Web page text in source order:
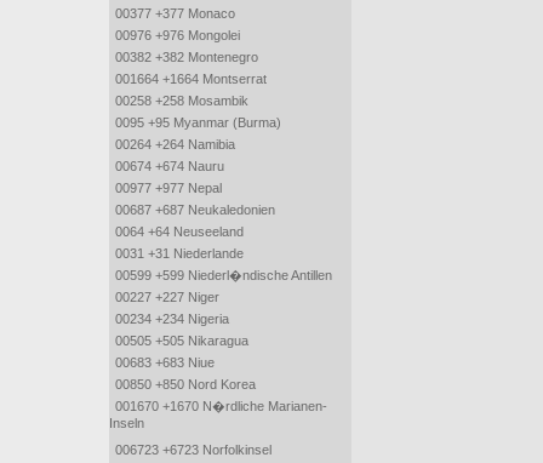
00377 +377 Monaco
00976 +976 Mongolei
00382 +382 Montenegro
001664 +1664 Montserrat
00258 +258 Mosambik
0095 +95 Myanmar (Burma)
00264 +264 Namibia
00674 +674 Nauru
00977 +977 Nepal
00687 +687 Neukaledonien
0064 +64 Neuseeland
0031 +31 Niederlande
00599 +599 Niederl�ndische Antillen
00227 +227 Niger
00234 +234 Nigeria
00505 +505 Nikaragua
00683 +683 Niue
00850 +850 Nord Korea
001670 +1670 N�rdliche Marianen-
Inseln
006723 +6723 Norfolkinsel